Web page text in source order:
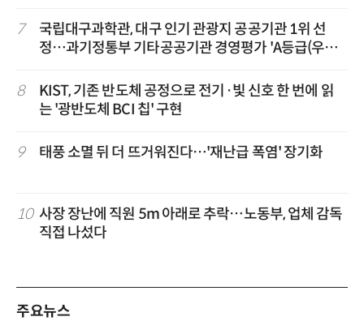
7
국립대구과학관, 대구 인기 관광지 공공기관 1위 선
정…과기정통부 기타공공기관 경영평가 'A등급(우수)'
8
KIST, 기존 반도체 공정으로 전기·빛 신호 한 번에 읽
는 '광반도체 BCI 칩' 구현
9 태풍 소멸 뒤 더 뜨거워진다…'재난급 폭염' 장기화
10 사장 장난에 직원 5m 아래로 추락…노동부, 업체 감독
직접 나섰다
주요뉴스